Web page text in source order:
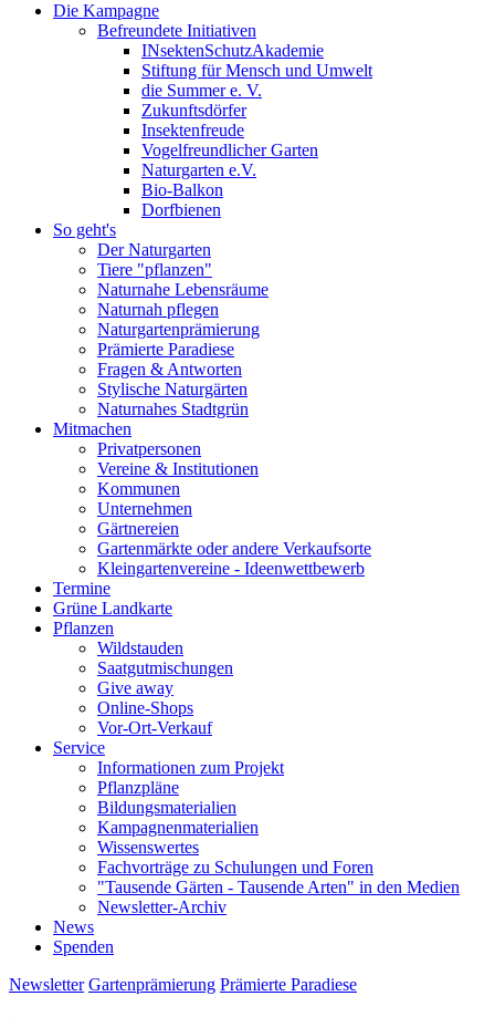
Die Kampagne
Befreundete Initiativen
INsektenSchutzAkademie
Stiftung für Mensch und Umwelt
die Summer e. V.
Zukunftsdörfer
Insektenfreude
Vogelfreundlicher Garten
Naturgarten e.V.
Bio-Balkon
Dorfbienen
So geht's
Der Naturgarten
Tiere "pflanzen"
Naturnahe Lebensräume
Naturnah pflegen
Naturgartenprämierung
Prämierte Paradiese
Fragen & Antworten
Stylische Naturgärten
Naturnahes Stadtgrün
Mitmachen
Privatpersonen
Vereine & Institutionen
Kommunen
Unternehmen
Gärtnereien
Gartenmärkte oder andere Verkaufsorte
Kleingartenvereine - Ideenwettbewerb
Termine
Grüne Landkarte
Pflanzen
Wildstauden
Saatgutmischungen
Give away
Online-Shops
Vor-Ort-Verkauf
Service
Informationen zum Projekt
Pflanzpläne
Bildungsmaterialien
Kampagnenmaterialien
Wissenswertes
Fachvorträge zu Schulungen und Foren
"Tausende Gärten - Tausende Arten" in den Medien
Newsletter-Archiv
News
Spenden
Newsletter Gartenprämierung Prämierte Paradiese